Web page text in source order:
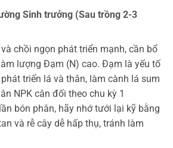
Sinh trưởng (Sau trồng 2-3
chồi ngọn phát triển mạnh, cần bổ
lượng Đạm (N) cao. Đạm là yếu tố
triển lá và thân, làm cành lá sum
NPK cân đối theo chu kỳ 1
bón phân, hãy nhớ tưới lại kỹ bằng
và rễ cây dễ hấp thụ, tránh làm